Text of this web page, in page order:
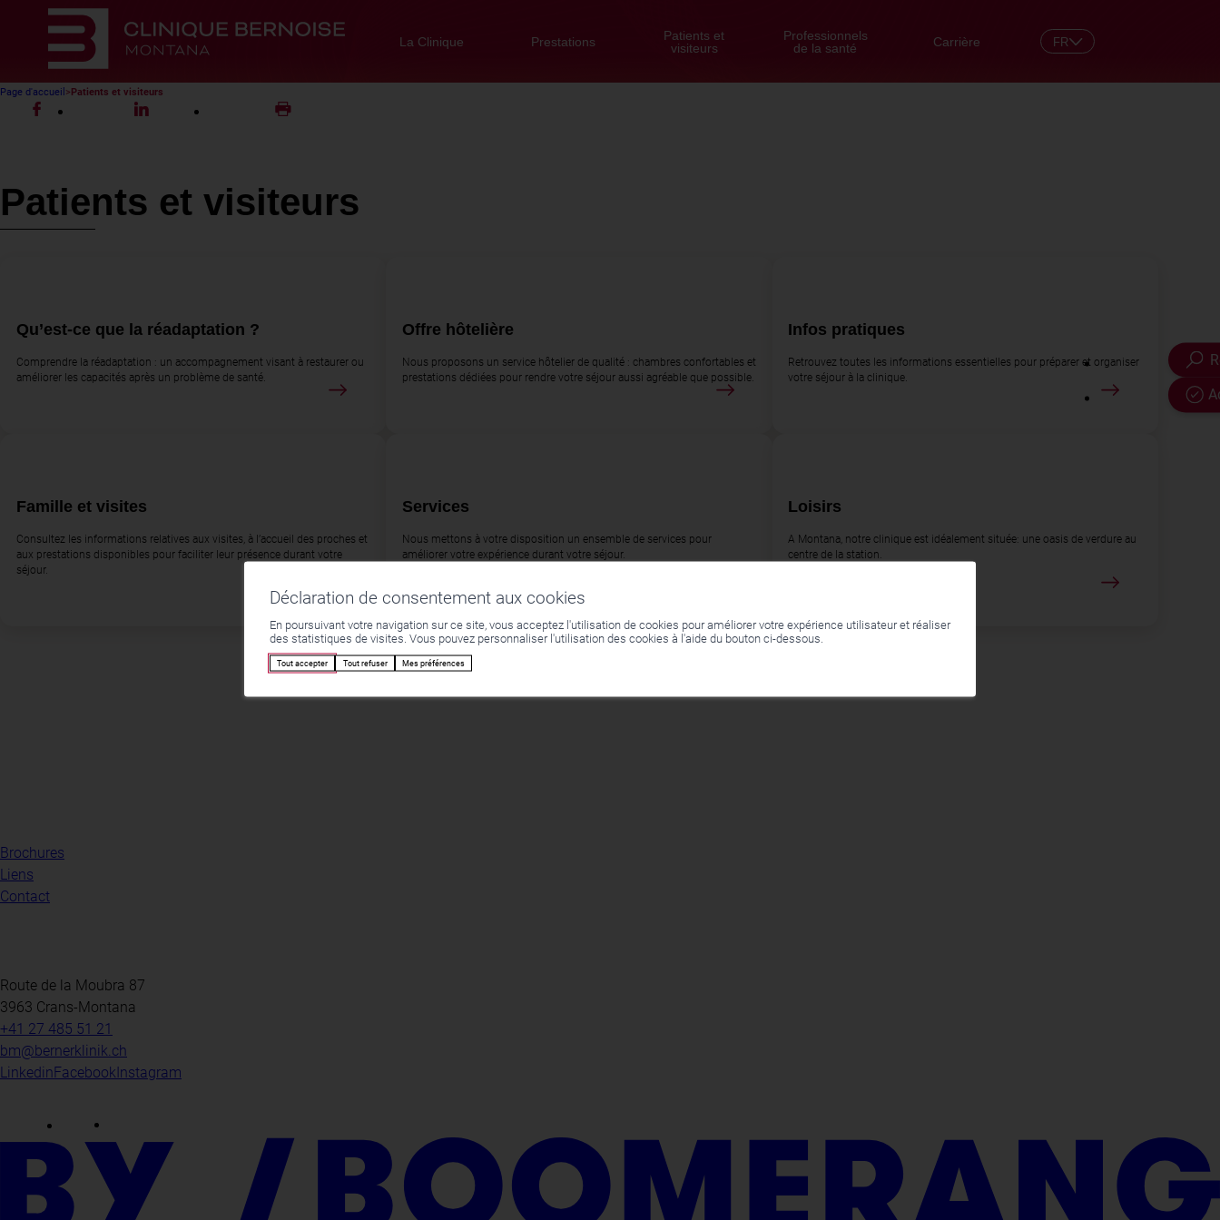
FR
La Clinique Prestations
Patients et
visiteurs
Professionnels
de la santé
Carrière
Page d'accueil Patients et visiteurs
Patients et visiteurs
Qu’est-ce que la réadaptation ?
Comprendre la réadaptation : un accompagnement visant à restaurer ou
améliorer les capacités après un problème de santé.
Offre hôtelière
Nous proposons un service hôtelier de qualité : chambres confortables et
prestations dédiées pour rendre votre séjour aussi agréable que possible.
Infos pratiques
Retrouvez toutes les informations essentielles pour préparer et organiser
votre séjour à la clinique.
Famille et visites
Consultez les informations relatives aux visites, à l’accueil des proches et
aux prestations disponibles pour faciliter leur présence durant votre
séjour.
Services
Nous mettons à votre disposition un ensemble de services pour
améliorer votre expérience durant votre séjour.
Loisirs
A Montana, notre clinique est idéalement située: une oasis de verdure au
centre de la station.
Brochures
Liens
Contact
Route de la Moubra 87
3963 Crans-Montana
+41 27 485 51 21
bm@bernerklinik.ch
LinkedinFacebookInstagram
Déclaration de consentement aux cookies
En poursuivant votre navigation sur ce site, vous acceptez l'utilisation de cookies pour améliorer votre expérience utilisateur et réaliser
des statistiques de visites. Vous pouvez personnaliser l'utilisation des cookies à l'aide du bouton ci-dessous.
Tout accepter Tout refuser Mes préférences